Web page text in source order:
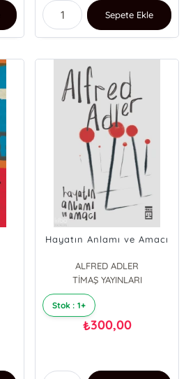
Sepete Ekle
Hayatın Anlamı ve Amacı
ALFRED ADLER
TİMAŞ YAYINLARI
Stok : 1+
₺300,00